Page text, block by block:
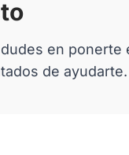
en ponerte
de ayudarte.